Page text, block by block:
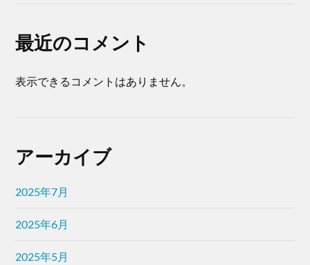
最近のコメント
表示できるコメントはありません。
アーカイブ
2025年7月
2025年6月
2025年5月